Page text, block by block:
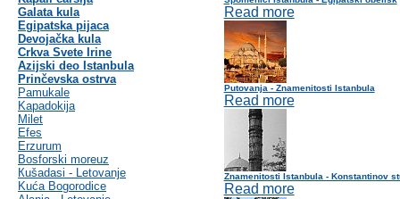
Galata kula
Egipatska pijaca
Devojačka kula
Crkva Svete Irine
Azijski deo Istanbula
Prinčevska ostrva
Pamukale
Kapadokija
Milet
Efes
Erzurum
Bosforski moreuz
Кušadasi - Letovanje
Kuća Bogorodice
Read more
Putovanja - Znamenitosti Istanbula
Read more
Znamenitosti Istanbula - Konstantinov
Read more